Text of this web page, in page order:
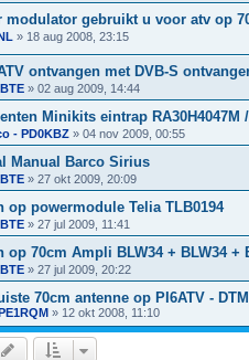
modulator gebruikt u voor atv op
» 18 aug 2008, 23:15
ontvangen met DVB-S
» 02 aug 2009, 14:44
Minikits eintrap RA30H4047M /
- PD0KBZ » 04 nov 2009, 00:55
Manual Barco Sirius
» 27 okt 2009, 20:09
op powermodule Telia TLB0194
» 27 jul 2009, 11:41
op 70cm Ampli BLW34 + BLW34 +
» 27 jul 2009, 20:22
70cm antenne op PI6ATV -
» 12 okt 2008, 11:10